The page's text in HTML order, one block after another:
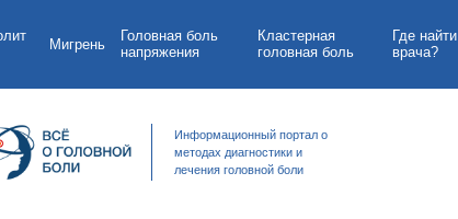
Мигрень
Головная боль
напряжения
Кластерная
головная боль
Где найти
врача?
Информационный портал о
методах диагностики и
лечения головной боли